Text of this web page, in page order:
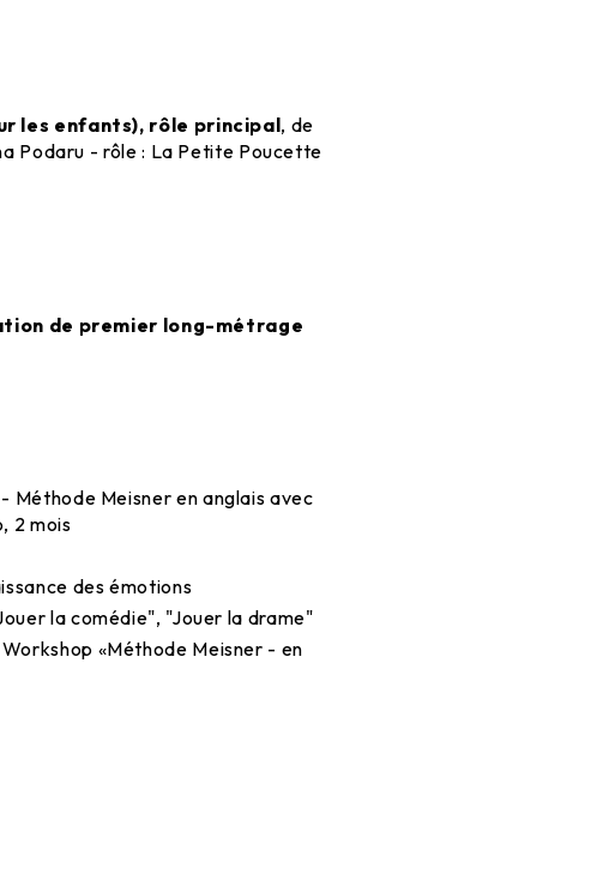
les enfants), rôle principal, de
Podaru - rôle : La Petite Poucette
de premier long-métrage
- Méthode Meisner en anglais avec
2 mois
des émotions
la comédie", "Jouer la drame"
«Méthode Meisner - en